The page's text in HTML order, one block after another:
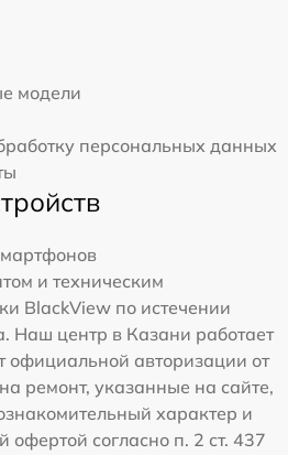
модели
персональных данных
и техническим
BlackView по истечении
Наш центр в Казани работает
официальной авторизации от
ремонт, указанные на сайте,
характер и
офертой согласно п. 2 ст. 437